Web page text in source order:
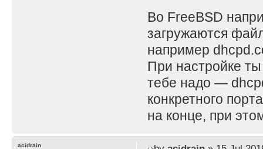
Во FreeBSD
загружаются
например
При настройке
тебе надо —
конкретного
на конце, при
acidrain